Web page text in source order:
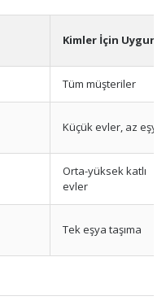
Kimler İçin Uygun
Tüm müşteriler
Küçük evler, az eşya
Orta-yüksek katlı
evler
Tek eşya taşıma